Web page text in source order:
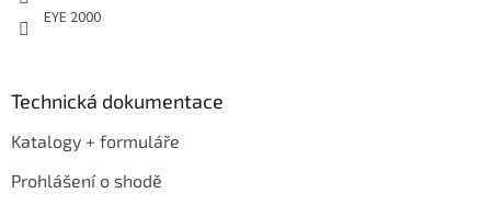
EYE 2000
Technická dokumentace
Katalogy + formuláře
Prohlášení o shodě